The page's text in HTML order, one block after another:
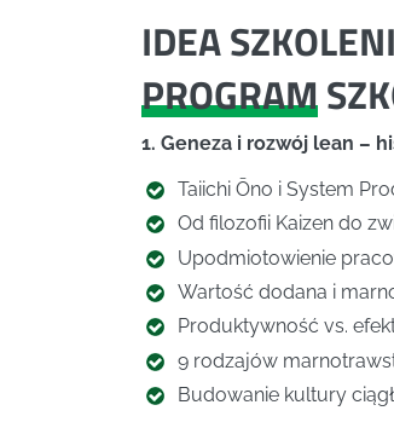
IDEA
PROGRAM
1. Geneza i rozwój lean –
Taiichi Ōno i System
Od filozofii Kaizen do
Upodmiotowienie
Wartość dodana i
Produktywność vs.
9 rodzajów
Budowanie kultury